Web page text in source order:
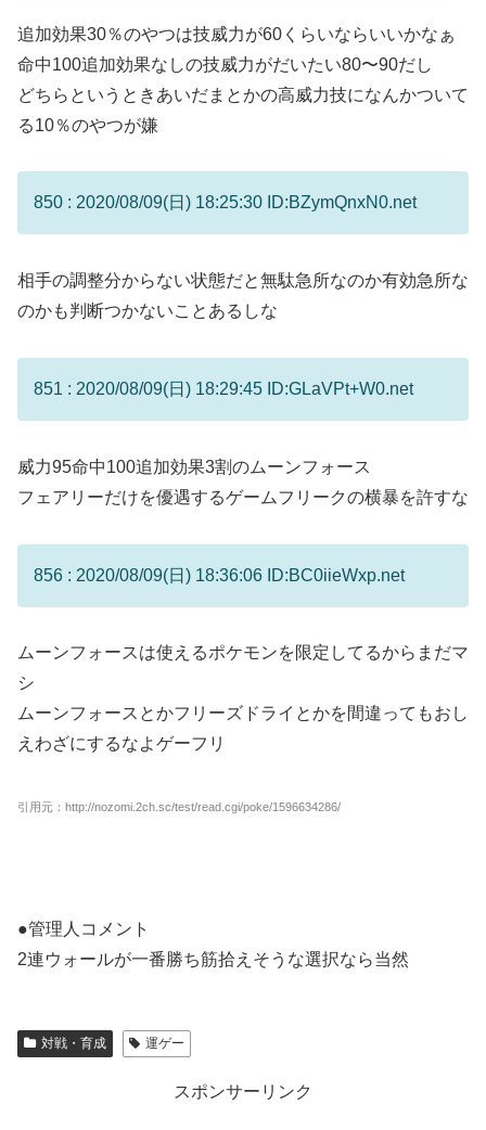
追加効果30％のやつは技威力が60くらいならいいかなぁ
命中100追加効果なしの技威力がだいたい80〜90だし
どちらというときあいだまとかの高威力技になんかついて
る10％のやつが嫌
850 : 2020/08/09(日) 18:25:30 ID:BZymQnxN0.net
相手の調整分からない状態だと無駄急所なのか有効急所な
のかも判断つかないことあるしな
851 : 2020/08/09(日) 18:29:45 ID:GLaVPt+W0.net
威力95命中100追加効果3割のムーンフォース
フェアリーだけを優遇するゲームフリークの横暴を許すな
856 : 2020/08/09(日) 18:36:06 ID:BC0iieWxp.net
ムーンフォースは使えるポケモンを限定してるからまだマ
シ
ムーンフォースとかフリーズドライとかを間違ってもおし
えわざにするなよゲーフリ
引用元：http://nozomi.2ch.sc/test/read.cgi/poke/1596634286/
●管理人コメント
2連ウォールが一番勝ち筋拾えそうな選択なら当然
対戦・育成 運ゲー
スポンサーリンク